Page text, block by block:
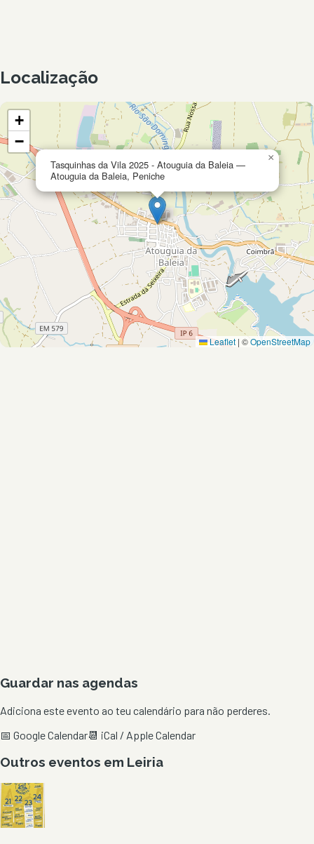
Localização
Tasquinhas da Vila 2025 - Atouguia da Baleia —
Atouguia da Baleia, Peniche
×
+
−
Leaflet | ©OpenStreetMap
Guardar nas agendas
Adiciona este evento ao teu calendário para não perderes.
📅 Google Calendar📆 iCal / Apple Calendar
Outros eventos em Leiria